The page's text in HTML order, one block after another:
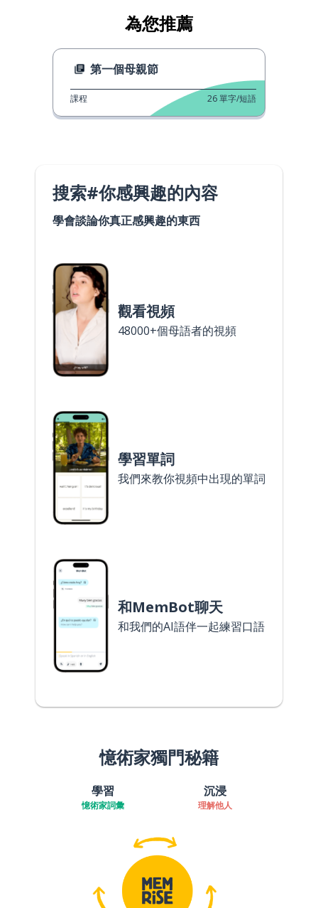
為您推薦
第一個母親節
課程 26單字/短語
搜索#你感興趣的內容
學會談論你真正感興趣的東西
觀看視頻
48000+個母語者的視頻
學習單詞
我們來教你視頻中出現的單詞
和MemBot聊天
和我們的AI語伴一起練習口語
憶術家獨門秘籍
學習
憶術家詞彙
沉浸
理解他人